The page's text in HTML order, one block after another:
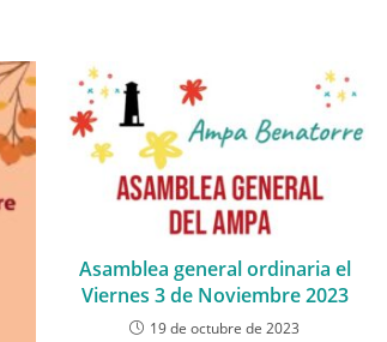
Asamblea general ordinaria el
Viernes 3 de Noviembre 2023
19 de octubre de 2023